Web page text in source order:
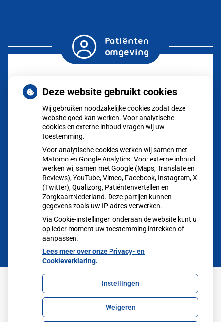
Patiënten
omgeving
Herhaalrecepten
aanvragen
Vragen
stellen
Afspraken
maken
Dossier
bekijken
Uw Zorg Online
Deze website gebruikt cookies
Wij gebruiken noodzakelijke cookies zodat deze
website goed kan werken. Voor analytische
cookies en externe inhoud vragen wij uw
toestemming.
Voor analytische cookies werken wij samen met
Matomo en Google Analytics. Voor externe inhoud
werken wij samen met Google (Maps, Translate en
Reviews), YouTube, Vimeo, Facebook, Instagram, X
(Twitter), Qualizorg, Patiëntenvertellen en
ZorgkaartNederland. Deze partijen kunnen
gegevens zoals uw IP-adres verwerken.
Via Cookie-instellingen onderaan de website kunt u
op ieder moment uw toestemming intrekken of
aanpassen.
Lees meer over onze Privacy- en
Cookieverklaring.
Instellingen
Weigeren